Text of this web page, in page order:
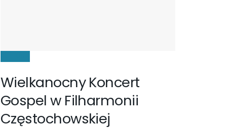
Wielkanocny Koncert
Gospel w Filharmonii
Częstochowskiej